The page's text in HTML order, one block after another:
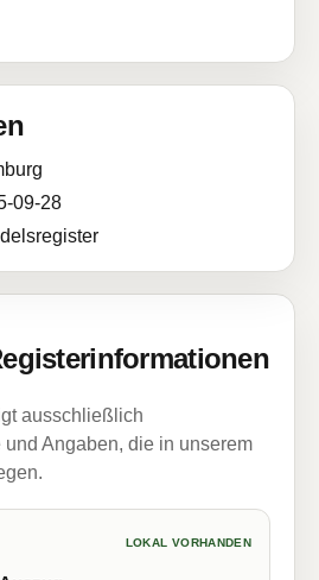
09-28
ausschließlich
Angaben, die in unserem
LOKAL VORHANDEN